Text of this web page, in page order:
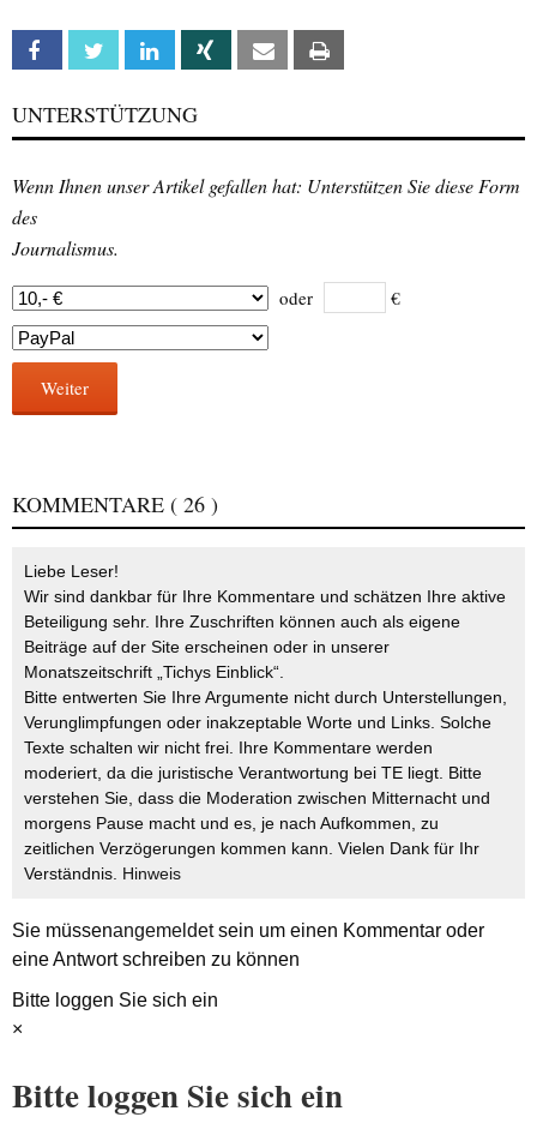
Facebook Twitter Linkedin Xing Email
UNTERSTÜTZUNG
Wenn Ihnen unser Artikel gefallen hat: Unterstützen Sie diese Form
des
Journalismus.
oder €
Weiter
KOMMENTARE ( 26 )
Liebe Leser!
Wir sind dankbar für Ihre Kommentare und schätzen Ihre aktive
Beteiligung sehr. Ihre Zuschriften können auch als eigene
Beiträge auf der Site erscheinen oder in unserer
Monatszeitschrift „Tichys Einblick“.
Bitte entwerten Sie Ihre Argumente nicht durch Unterstellungen,
Verunglimpfungen oder inakzeptable Worte und Links. Solche
Texte schalten wir nicht frei. Ihre Kommentare werden
moderiert, da die juristische Verantwortung bei TE liegt. Bitte
verstehen Sie, dass die Moderation zwischen Mitternacht und
morgens Pause macht und es, je nach Aufkommen, zu
zeitlichen Verzögerungen kommen kann. Vielen Dank für Ihr
Verständnis. Hinweis
Sie müssenangemeldetsein um einen Kommentar oder
eine Antwort schreiben zu können
Bitte loggen Sie sich ein
×
Bitte loggen Sie sich ein